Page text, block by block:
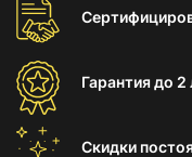
Гарантиядо 2
Скидки